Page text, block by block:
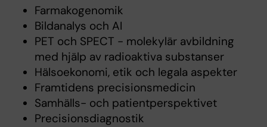
Farmakogenomik
Bildanalys och AI
PET och SPECT - molekylär avbildning
med hjälp av radioaktiva substanser
Hälsoekonomi, etik och legala aspekter
Framtidens precisionsmedicin
Samhälls- och patientperspektivet
Precisionsdiagnostik